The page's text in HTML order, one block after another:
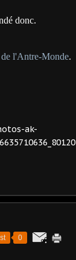
donc.
l'Antre-Monde.
0